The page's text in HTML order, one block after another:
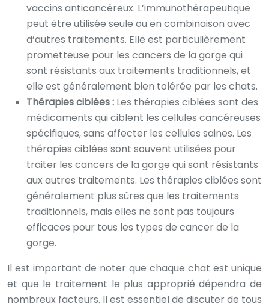
vaccins anticancéreux. L’immunothérapeutique
peut être utilisée seule ou en combinaison avec
d’autres traitements. Elle est particulièrement
prometteuse pour les cancers de la gorge qui
sont résistants aux traitements traditionnels, et
elle est généralement bien tolérée par les chats.
Thérapies ciblées : Les thérapies ciblées sont des
médicaments qui ciblent les cellules cancéreuses
spécifiques, sans affecter les cellules saines. Les
thérapies ciblées sont souvent utilisées pour
traiter les cancers de la gorge qui sont résistants
aux autres traitements. Les thérapies ciblées sont
généralement plus sûres que les traitements
traditionnels, mais elles ne sont pas toujours
efficaces pour tous les types de cancer de la
gorge.
Il est important de noter que chaque chat est unique
et que le traitement le plus approprié dépendra de
nombreux facteurs. Il est essentiel de discuter de tous